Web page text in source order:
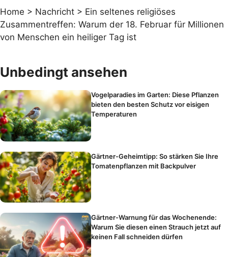
Home > Nachricht > Ein seltenes religiöses
Zusammentreffen: Warum der 18. Februar für Millionen
von Menschen ein heiliger Tag ist
Unbedingt ansehen
Vogelparadies im Garten: Diese Pflanzen
bieten den besten Schutz vor eisigen
Temperaturen
Gärtner-Geheimtipp: So stärken Sie Ihre
Tomatenpflanzen mit Backpulver
Gärtner-Warnung für das Wochenende:
Warum Sie diesen einen Strauch jetzt auf
keinen Fall schneiden dürfen